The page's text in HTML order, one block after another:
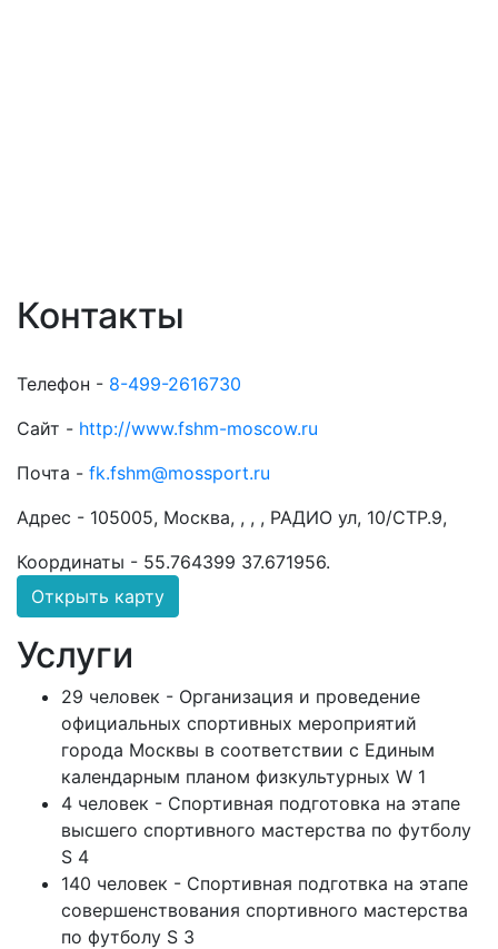
Контакты
Телефон - 8-499-2616730
Сайт - http://www.fshm-moscow.ru
Почта - fk.fshm@mossport.ru
Адрес - 105005, Москва, , , , РАДИО ул, 10/СТР.9,
Координаты - 55.764399 37.671956.
Открыть карту
Услуги
29 человек - Организация и проведение
официальных спортивных мероприятий
города Москвы в соответствии с Единым
календарным планом физкультурных W 1
4 человек - Спортивная подготовка на этапе
высшего спортивного мастерства по футболу
S 4
140 человек - Спортивная подготвка на этапе
совершенствования спортивного мастерства
по футболу S 3